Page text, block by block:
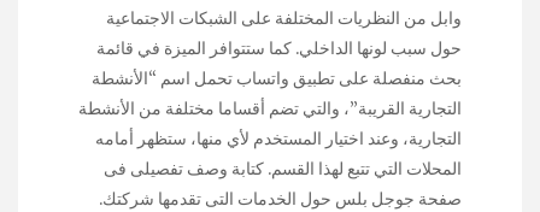
وابل من النظريات المختلفة على الشبكات الاجتماعية
حول سبب لونها الداخلي. كما ستتوافر الميزة في قائمة
بحث منفصلة على تطبيق واتساب تحمل اسم “الأنشطة
التجارية القريبة”، والتي تضم أقساما مختلفة من الأنشطة
التجارية، وعند اختيار المستخدم لأي منها، ستظهر أمامه
المحلات التي تتبع لهذا القسم. كتابة وصف تفصيلى فى
صفحة جوجل بلس حول الخدمات التى تقدمها شركتك.